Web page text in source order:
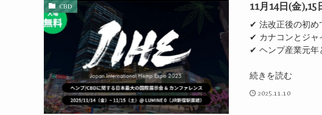
CBD 11月14日(金
✔ 法改正後の初め
✔ カナコンとジャ
✔ ヘンプ産業元年
続きを読む
2025.11.10